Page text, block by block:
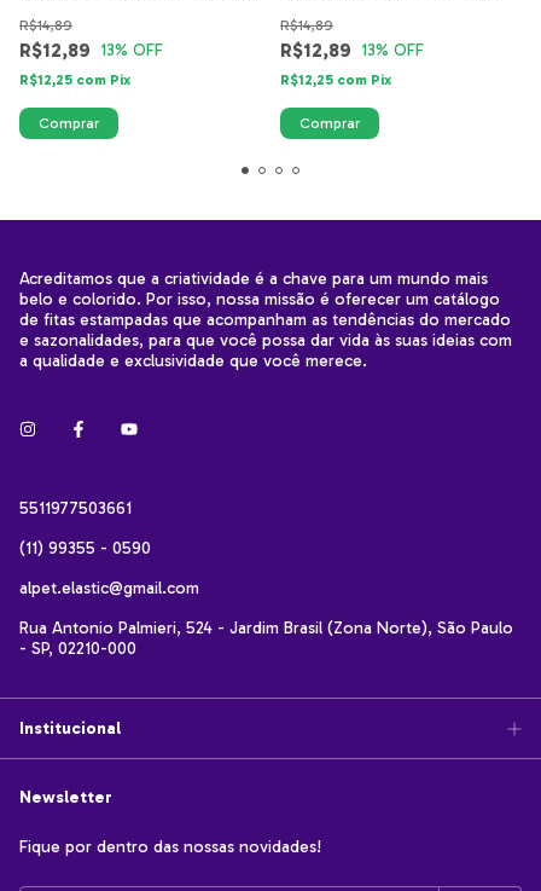
R$12,89
R$14,89
13% OFF
R$12,25 com Pix
R$12,89
R$14,89
13% OFF
R$12,25 com Pix
Acreditamos que a criatividade é a chave para um mundo mais
belo e colorido. Por isso, nossa missão é oferecer um catálogo
de fitas estampadas que acompanham as tendências do mercado
e sazonalidades, para que você possa dar vida às suas ideias com
a qualidade e exclusividade que você merece.
5511977503661
(11) 99355 - 0590
alpet.elastic@gmail.com
Rua Antonio Palmieri, 524 - Jardim Brasil (Zona Norte), São Paulo
- SP, 02210-000
Institucional
Newsletter
Fique por dentro das nossas novidades!